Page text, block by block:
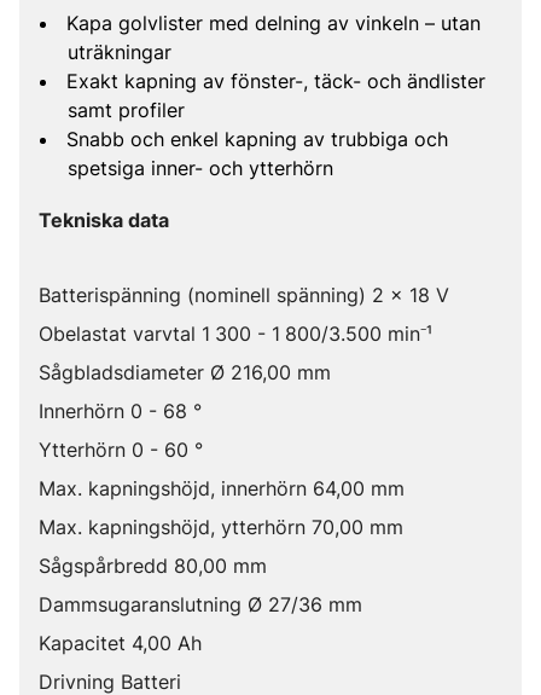
Kapa golvlister med delning av vinkeln – utan
uträkningar
Exakt kapning av fönster-, täck- och ändlister
samt profiler
Snabb och enkel kapning av trubbiga och
spetsiga inner- och ytterhörn
Tekniska data
Batterispänning (nominell spänning) 2 x 18 V
Obelastat varvtal 1 300 - 1 800/3.500 min⁻¹
Sågbladsdiameter Ø 216,00 mm
Innerhörn 0 - 68 °
Ytterhörn 0 - 60 °
Max. kapningshöjd, innerhörn 64,00 mm
Max. kapningshöjd, ytterhörn 70,00 mm
Sågspårbredd 80,00 mm
Dammsugaranslutning Ø 27/36 mm
Kapacitet 4,00 Ah
Drivning Batteri